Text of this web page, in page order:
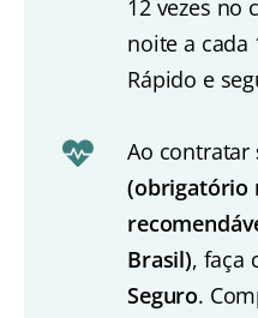
12 vezes no
noite a cada
Rápido e
Ao contratar
(obrigatório
Brasil), faça
Seguro.